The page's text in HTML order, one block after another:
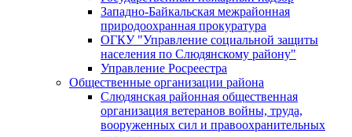
Западно-Байкальская межрайонная
природоохранная прокуратура
ОГКУ "Управление социальной защиты
населения по Слюдянскому району"
Управление Росреестра
Общественные организации района
Слюдянская районная общественная
организация ветеранов войны, труда,
вооруженных сил и правоохранительных